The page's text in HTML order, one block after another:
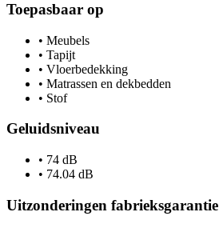
Toepasbaar op
• Meubels
• Tapijt
• Vloerbedekking
• Matrassen en dekbedden
• Stof
Geluidsniveau
• 74 dB
• 74.04 dB
Uitzonderingen fabrieksgarantie